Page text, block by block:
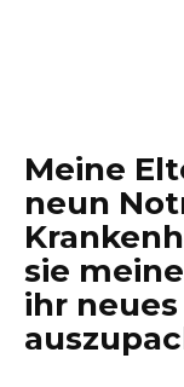
Meine
neun
sie
ihr